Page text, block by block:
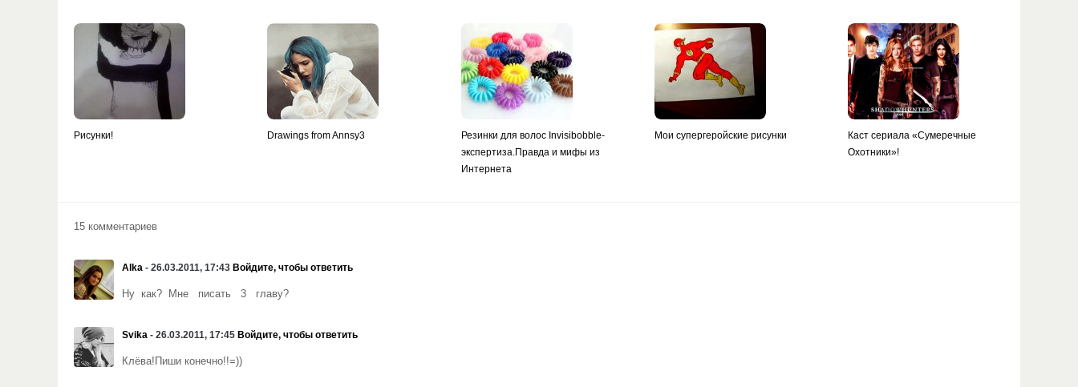
Рисунки! Drawings from Annsy3
Резинки для волос Invisibobble-
экспертиза.Правда и мифы из
Интернета
Мои супергеройские рисунки
Каст сериала «Сумеречные
Охотники»!
15 комментариев
Alka - 26.03.2011, 17:43 Войдите, чтобы ответить
Ну как? Мне писать 3 главу?
Svika - 26.03.2011, 17:45 Войдите, чтобы ответить
Клёва!Пиши конечно!!=))